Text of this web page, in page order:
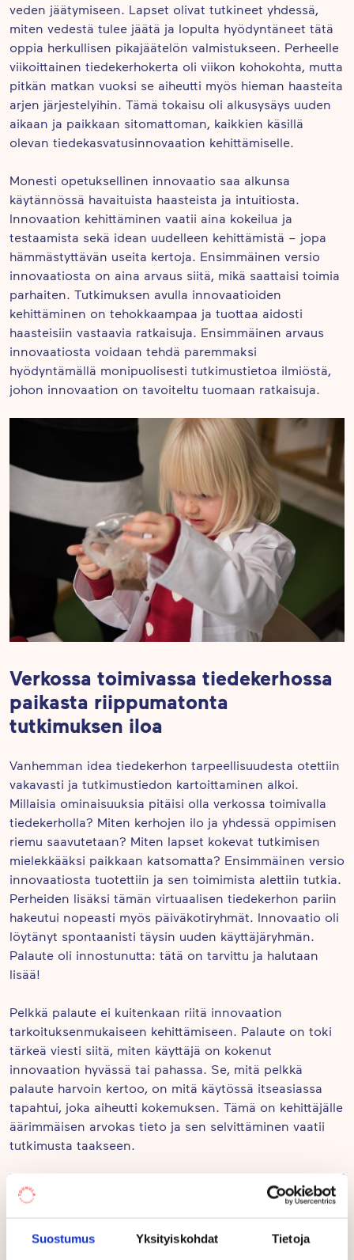
Suostumus Yksityiskohdat Tietoja
veden jäätymiseen. Lapset olivat tutkineet yhdessä,
miten vedestä tulee jäätä ja lopulta hyödyntäneet tätä
oppia herkullisen pikajäätelön valmistukseen. Perheelle
viikoittainen tiedekerhokerta oli viikon kohokohta, mutta
pitkän matkan vuoksi se aiheutti myös hieman haasteita
arjen järjestelyihin. Tämä tokaisu oli alkusysäys uuden
aikaan ja paikkaan sitomattoman, kaikkien käsillä
olevan tiedekasvatusinnovaation kehittämiselle.
Monesti opetuksellinen innovaatio saa alkunsa
käytännössä havaituista haasteista ja intuitiosta.
Innovaation kehittäminen vaatii aina kokeilua ja
testaamista sekä idean uudelleen kehittämistä – jopa
hämmästyttävän useita kertoja. Ensimmäinen versio
innovaatiosta on aina arvaus siitä, mikä saattaisi toimia
parhaiten. Tutkimuksen avulla innovaatioiden
kehittäminen on tehokkaampaa ja tuottaa aidosti
haasteisiin vastaavia ratkaisuja. Ensimmäinen arvaus
innovaatiosta voidaan tehdä paremmaksi
hyödyntämällä monipuolisesti tutkimustietoa ilmiöstä,
johon innovaation on tavoiteltu tuomaan ratkaisuja.
Verkossa toimivassa tiedekerhossa
paikasta riippumatonta
tutkimuksen iloa
Vanhemman idea tiedekerhon tarpeellisuudesta otettiin
vakavasti ja tutkimustiedon kartoittaminen alkoi.
Millaisia ominaisuuksia pitäisi olla verkossa toimivalla
tiedekerholla? Miten kerhojen ilo ja yhdessä oppimisen
riemu saavutetaan? Miten lapset kokevat tutkimisen
mielekkääksi paikkaan katsomatta? Ensimmäinen versio
innovaatiosta tuotettiin ja sen toimimista alettiin tutkia.
Perheiden lisäksi tämän virtuaalisen tiedekerhon pariin
hakeutui nopeasti myös päiväkotiryhmät. Innovaatio oli
löytänyt spontaanisti täysin uuden käyttäjäryhmän.
Palaute oli innostunutta: tätä on tarvittu ja halutaan
lisää!
Pelkkä palaute ei kuitenkaan riitä innovaation
tarkoituksenmukaiseen kehittämiseen. Palaute on toki
tärkeä viesti siitä, miten käyttäjä on kokenut
innovaation hyvässä tai pahassa. Se, mitä pelkkä
palaute harvoin kertoo, on mitä käytössä itseasiassa
tapahtui, joka aiheutti kokemuksen. Tämä on kehittäjälle
äärimmäisen arvokas tieto ja sen selvittäminen vaatii
tutkimusta taakseen.